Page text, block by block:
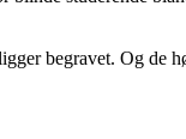
begravet. Og de